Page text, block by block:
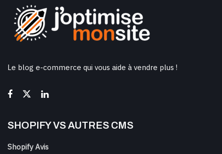
Le blog e-commerce qui vous aide à vendre plus !
SHOPIFY VS AUTRES CMS
Shopify Avis